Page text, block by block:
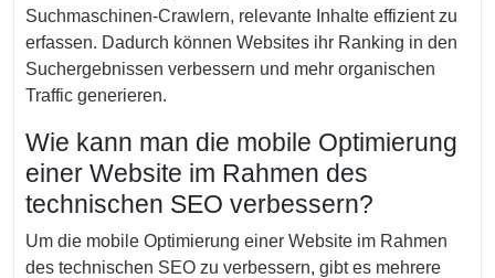
Suchmaschinen-Crawlern, relevante Inhalte effizient zu
erfassen. Dadurch können Websites ihr Ranking in den
Suchergebnissen verbessern und mehr organischen
Traffic generieren.
Wie kann man die mobile Optimierung
einer Website im Rahmen des
technischen SEO verbessern?
Um die mobile Optimierung einer Website im Rahmen
des technischen SEO zu verbessern, gibt es mehrere